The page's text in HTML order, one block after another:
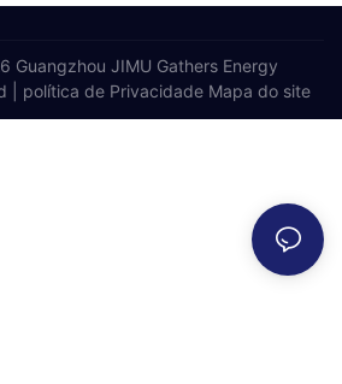
Guangzhou JIMU Gathers Energy
política de PrivacidadeMapa do site